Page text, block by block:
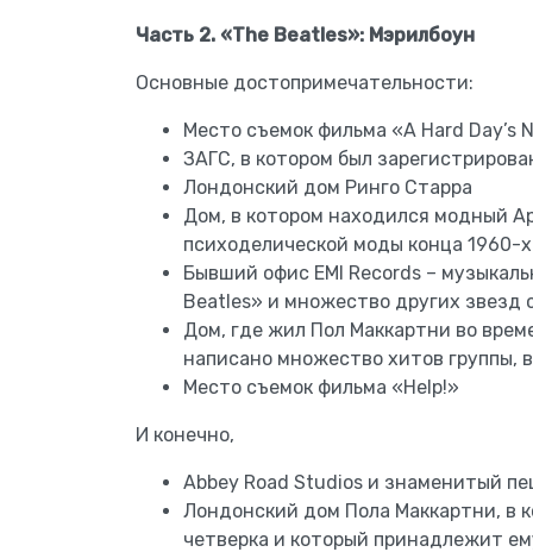
Часть 2. «The Beatles»: Мэрилбоун
Основные достопримечательности:
Место съемок фильма «A Hard Day’s
ЗАГС, в котором был
Лондонский дом Ринго Старра
Дом, в котором находился модный
психоделической моды конца 1960-х
Бывший офис EMI Records –
Beatles» и множество других звезд
Дом, где жил Пол Маккартни во
написано множество хитов группы,
Место съемок фильма «Help!»
И конечно,
Abbey Road Studios и знаменитый
Лондонский дом Пола Маккартни, в
четверка и который принадлежит